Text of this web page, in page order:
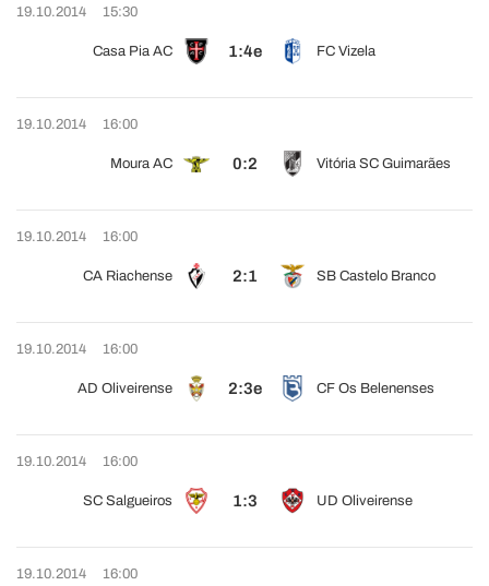
19.10.2014 15:30
Casa Pia AC 1:4e FC Vizela
19.10.2014 16:00
Moura AC 0:2 Vitória SC Guimarães
19.10.2014 16:00
CA Riachense 2:1 SB Castelo Branco
19.10.2014 16:00
AD Oliveirense 2:3e CF Os Belenenses
19.10.2014 16:00
SC Salgueiros 1:3 UD Oliveirense
19.10.2014 16:00